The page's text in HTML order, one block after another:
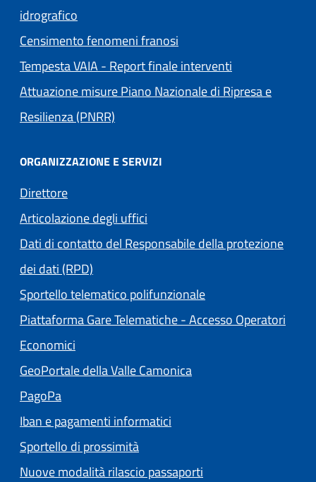
idrografico
Censimento fenomeni franosi
Tempesta VAIA - Report finale interventi
Attuazione misure Piano Nazionale di Ripresa e
Resilienza (PNRR)
ORGANIZZAZIONE E SERVIZI
Direttore
Articolazione degli uffici
Dati di contatto del Responsabile della protezione
dei dati (RPD)
Sportello telematico polifunzionale
Piattaforma Gare Telematiche - Accesso Operatori
Economici
GeoPortale della Valle Camonica
PagoPa
Iban e pagamenti informatici
Sportello di prossimità
Nuove modalità rilascio passaporti